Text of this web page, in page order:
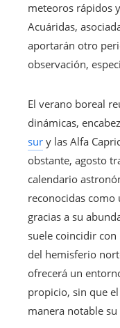
meteoros rápidos
Acuáridas,
aportarán otro
observación,
El verano boreal
dinámicas,
sur y las Alfa
obstante, agosto
calendario
reconocidas como
gracias a su
suele coincidir
del hemisferio
ofrecerá un
propicio, sin que
manera notable